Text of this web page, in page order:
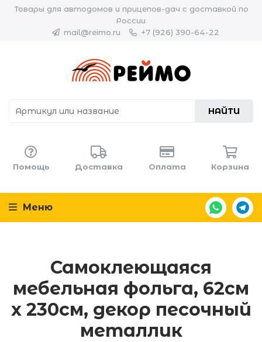
Товары для автодомов и прицепов-дач с доставкой по
России
mail@reimo.ru
+7 (926) 390-64-22
НАЙТИ
Помощь Доставка Оплата Корзина
Меню
Самоклеющаяся
мебельная фольга, 62см
x 230см, декор песочный
металлик